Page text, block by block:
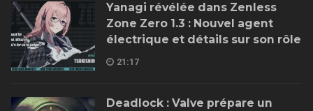
Yanagi révélée dans Zenless
Zone Zero 1.3 : Nouvel agent
électrique et détails sur son rôle
21:17
Deadlock : Valve prépare un